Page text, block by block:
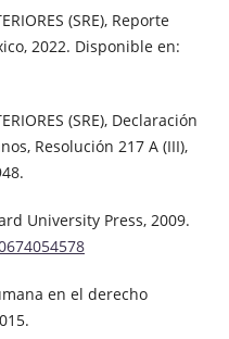
(SRE), Reporte
2022. Disponible en:
(SRE), Declaración
Resolución 217 A (III),
University Press, 2009.
en el derecho